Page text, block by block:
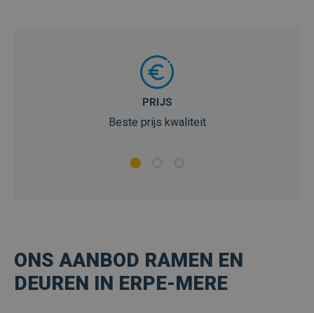
Preferred partner Deceuninck
ONS AANBOD RAMEN EN
DEUREN IN ERPE-MERE